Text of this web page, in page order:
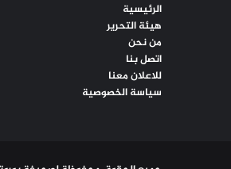
الرئيسية
هيئة التحرير
من نحن
اتصل بنا
للاعلان معنا
سياسة الخصوصية